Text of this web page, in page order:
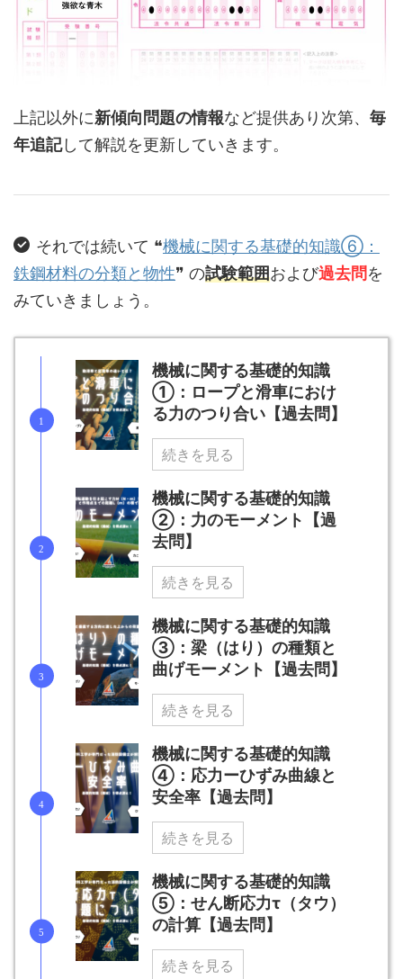
上記以外に新傾向問題の情報など提供あり次第、 毎
年追記して解説を更新していきます。
それでは続いて ❝機械に関する基礎的知識⑥：
鉄鋼材料の分類と物性❞ の試験範囲および過去問を
みていきましょう。
機械に関する基礎的知識
①：ロープと滑車におけ
る力のつり合い【過去問】
続きを見る
機械に関する基礎的知識
②：力のモーメント【過
去問】
続きを見る
機械に関する基礎的知識
③：梁（はり）の種類と
曲げモーメント【過去問】
続きを見る
機械に関する基礎的知識
④：応力ーひずみ曲線と
安全率【過去問】
続きを見る
機械に関する基礎的知識
⑤：せん断応力τ（タウ）
の計算【過去問】
続きを見る